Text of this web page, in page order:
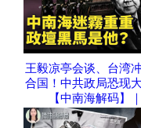
王毅凉亭会谈、台湾
合国！中共政局恐现
【中南海解码】｜